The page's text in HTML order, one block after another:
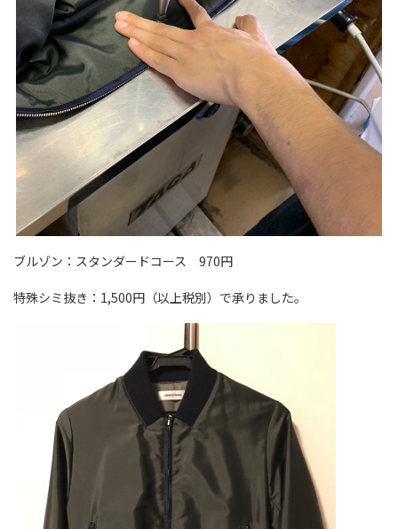
ブルゾン：スタンダードコース 970円
特殊シミ抜き：1,500円（以上税別）で承りました。